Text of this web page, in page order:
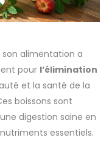
alimentation a
pour l’élimination
et la santé de la
boissons sont
digestion saine en
essentiels.